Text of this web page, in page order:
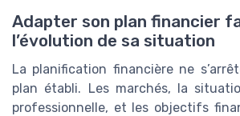
Adapter son plan financier
l’évolution de sa situation
La planification financière ne
plan établi. Les marchés, la
professionnelle, et les objectifs